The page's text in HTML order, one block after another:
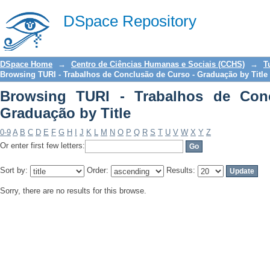
DSpace Repository
Browsing TURI - Trabalhos de
DSpace Home → Centro de Ciências Humanas e Sociais (CCHS) →
Browsing TURI - Trabalhos de Conclusão de Curso - Graduação by Title
Browsing TURI - Trabalhos de
Graduação by Title
0-9 A B C D E F G H J K L M N O P Q R S T U V W X Y Z
Or enter first few letters:
Sort by: Order: Results:
Sorry, there are no results for this browse.